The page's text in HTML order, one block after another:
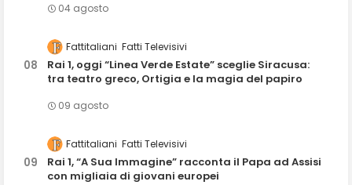
04 agosto
Fattitaliani Fatti Televisivi
Rai 1, oggi “Linea Verde Estate” sceglie Siracusa:
tra teatro greco, Ortigia e la magia del papiro
09 agosto
Fattitaliani Fatti Televisivi
Rai 1, “A Sua Immagine” racconta il Papa ad Assisi
con migliaia di giovani europei